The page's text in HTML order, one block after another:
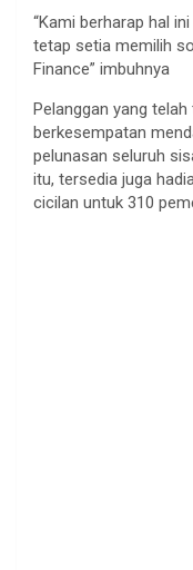
“Kami berharap hal
tetap setia memilih
Finance” imbuhnya
Pelanggan yang
berkesempatan
pelunasan seluruh
itu, tersedia juga
cicilan untuk 310